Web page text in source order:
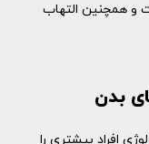
و همچنین التهاب
بدن
افراد بیشتری را